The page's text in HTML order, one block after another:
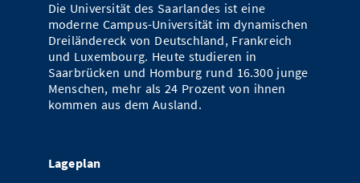
Die Universität des Saarlandes ist eine
moderne Campus-Universität im dynamischen
Dreiländereck von Deutschland, Frankreich
und Luxembourg. Heute studieren in
Saarbrücken und Homburg rund 16.300 junge
Menschen, mehr als 24 Prozent von ihnen
kommen aus dem Ausland.
Lageplan